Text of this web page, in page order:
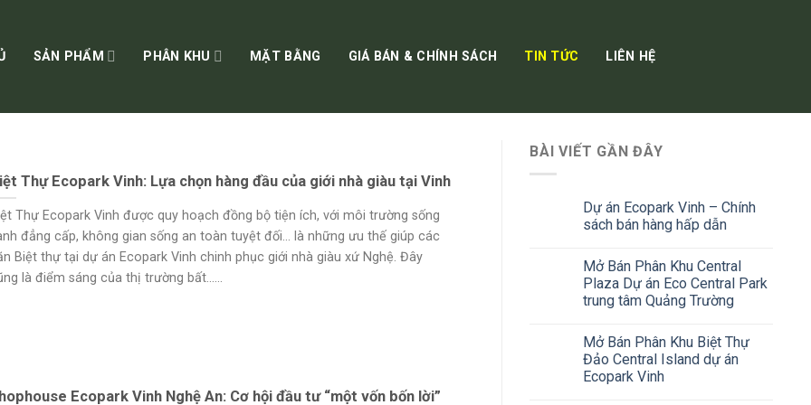
SẢN PHẨM PHÂN KHU MẶT BẰNG GIÁ BÁN & CHÍNH SÁCH TIN TỨC LIÊN HỆ
Thự Ecopark Vinh: Lựa chọn hàng đầu của giới nhà giàu tại Vinh
Thự Ecopark Vinh được quy hoạch đồng bộ tiện ích, với môi trường sống
đẳng cấp, không gian sống an toàn tuyệt đối… là những ưu thế giúp các
Biệt thự tại dự án Ecopark Vinh chinh phục giới nhà giàu xứ Nghệ. Đây
là điểm sáng của thị trường bất......
Ecopark Vinh Nghệ An: Cơ hội đầu tư “một vốn bốn lời”
BÀI VIẾT GẦN ĐÂY
Dự án Ecopark Vinh – Chính
sách bán hàng hấp dẫn
Mở Bán Phân Khu Central
Plaza Dự án Eco Central Park
trung tâm Quảng Trường
Mở Bán Phân Khu Biệt Thự
Đảo Central Island dự án
Ecopark Vinh